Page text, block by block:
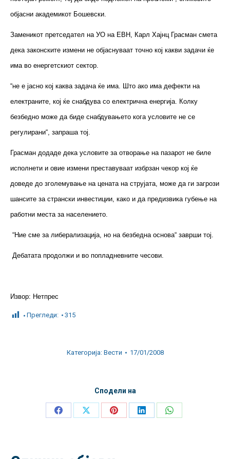
објасни академикот Бошевски.
Заменикот претседател на УО на ЕВН, Карл Хајнц Грасман смета
дека законските измени не објаснуваат точно кој какви задачи ќе
има во енергетскиот сектор.
“не е јасно кој каква задача ќе има. Што ако има дефекти на
електраните, кој ќе снабдува со електрична енергија. Колку
безбедно може да биде снабдувањето кога условите не се
регулирани“, запраша тој.
Грасман додаде дека условите за отворање на пазарот не биле
исполнети и овие измени преставуваат избрзан чекор кој ќе
доведе до зголемување на цената на струјата, може да ги загрози
шансите за странски инвестиции, како и да предизвика губење на
работни места за населението.
“Ние сме за либерализација, но на безбедна основа“ заврши тој.
Дебатата продолжи и во попладневните чесови.
Извор: Нетпрес
Прегледи: 315
Категорија: Вести 17/01/2008
Сподели на
Share
Share
Share
Share
Share